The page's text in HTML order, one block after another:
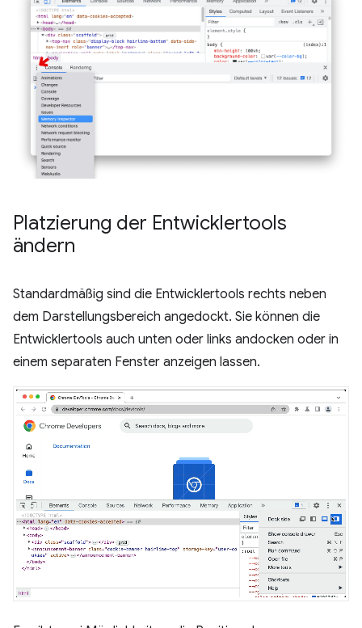
Platzierung der Entwicklertools
ändern
Standardmäßig sind die Entwicklertools rechts neben
dem Darstellungsbereich angedockt. Sie können die
Entwicklertools auch unten oder links andocken oder in
einem separaten Fenster anzeigen lassen.